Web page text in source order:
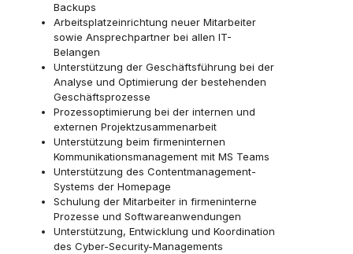
Backups
Arbeitsplatzeinrichtung neuer Mitarbeiter
sowie Ansprechpartner bei allen IT-
Belangen
Unterstützung der Geschäftsführung bei der
Analyse und Optimierung der bestehenden
Geschäftsprozesse
Prozessoptimierung bei der internen und
externen Projektzusammenarbeit
Unterstützung beim firmeninternen
Kommunikationsmanagement mit MS Teams
Unterstützung des Contentmanagement-
Systems der Homepage
Schulung der Mitarbeiter in firmeninterne
Prozesse und Softwareanwendungen
Unterstützung, Entwicklung und Koordination
des Cyber-Security-Managements